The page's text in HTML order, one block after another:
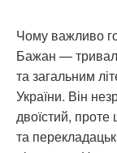
Чому важливо
Бажан —
та загальним
України. Він
двоїстий,
та